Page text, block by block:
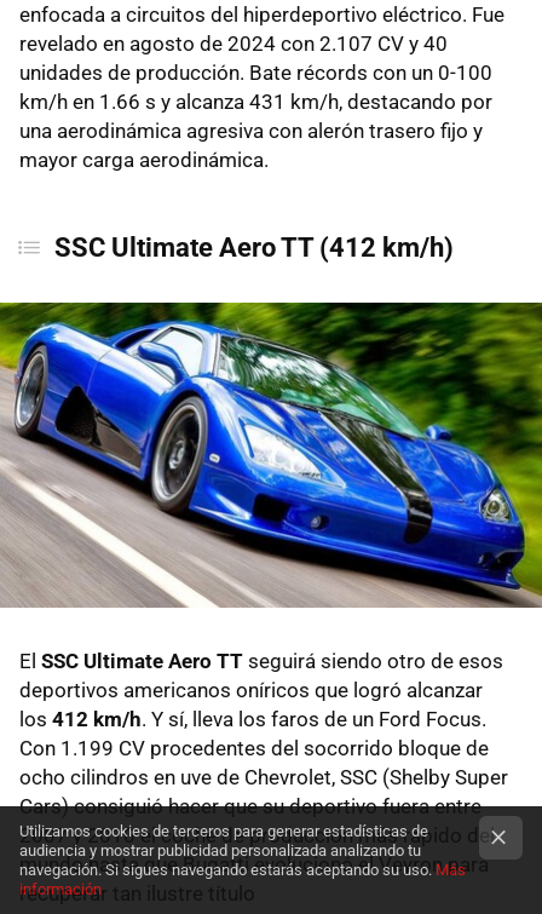
enfocada a circuitos del hiperdeportivo eléctrico. Fue
revelado en agosto de 2024 con 2.107 CV y 40
unidades de producción. Bate récords con un 0-100
km/h en 1.66 s y alcanza 431 km/h, destacando por
una aerodinámica agresiva con alerón trasero fijo y
mayor carga aerodinámica.
SSC Ultimate Aero TT (412 km/h)
El SSC Ultimate Aero TT seguirá siendo otro de esos
deportivos americanos oníricos que logró alcanzar
los 412 km/h. Y sí, lleva los faros de un Ford Focus.
Con 1.199 CV procedentes del socorrido bloque de
ocho cilindros en uve de Chevrolet, SSC (Shelby Super
Cars) consiguió hacer que su deportivo fuera entre
2007 y 2010 el coche de producción más rápido del
mundo hasta que Bugatti evolucionó el Veyron para
recuperar tan ilustre título
Utilizamos cookies de terceros para generar estadísticas de
audiencia y mostrar publicidad personalizada analizando tu
navegación. Si sigues navegando estarás aceptando su uso.Más
información